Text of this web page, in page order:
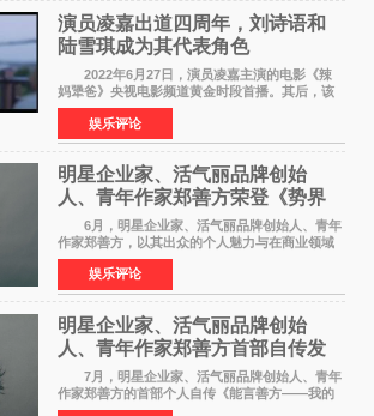
演员凌嘉出道四周年，刘诗语和
陆雪琪成为其代表角色
2022年6月27日，演员凌嘉主演的电影《辣
妈犟爸》央视电影频道黄金时段首播。其后，该
电影在央视电影频道多次复播（2022年8月10
日，2022年9月30日，2023年7月17日，2025年7
月14日）。除了多次复
娱乐评论
明星企业家、活气丽品牌创始
人、青年作家郑善方荣登《势界
POWERCIRCLES》6月刊
6月，明星企业家、活气丽品牌创始人、青年
作家郑善方，以其出众的个人魅力与在商业领域
的卓越建树，成功登上《势界
POWERCIRCLES》，展现了他在时尚与商业领
域的双重影响力。 明星企业家、青
娱乐评论
明星企业家、活气丽品牌创始
人、青年作家郑善方首部自传发
布， 书写跨界创业者的成长答卷
7月，明星企业家、活气丽品牌创始人、青年
作家郑善方的首部个人自传《能言善方——我的
跨界人生》正式发行。这本书以他的人生轨迹为